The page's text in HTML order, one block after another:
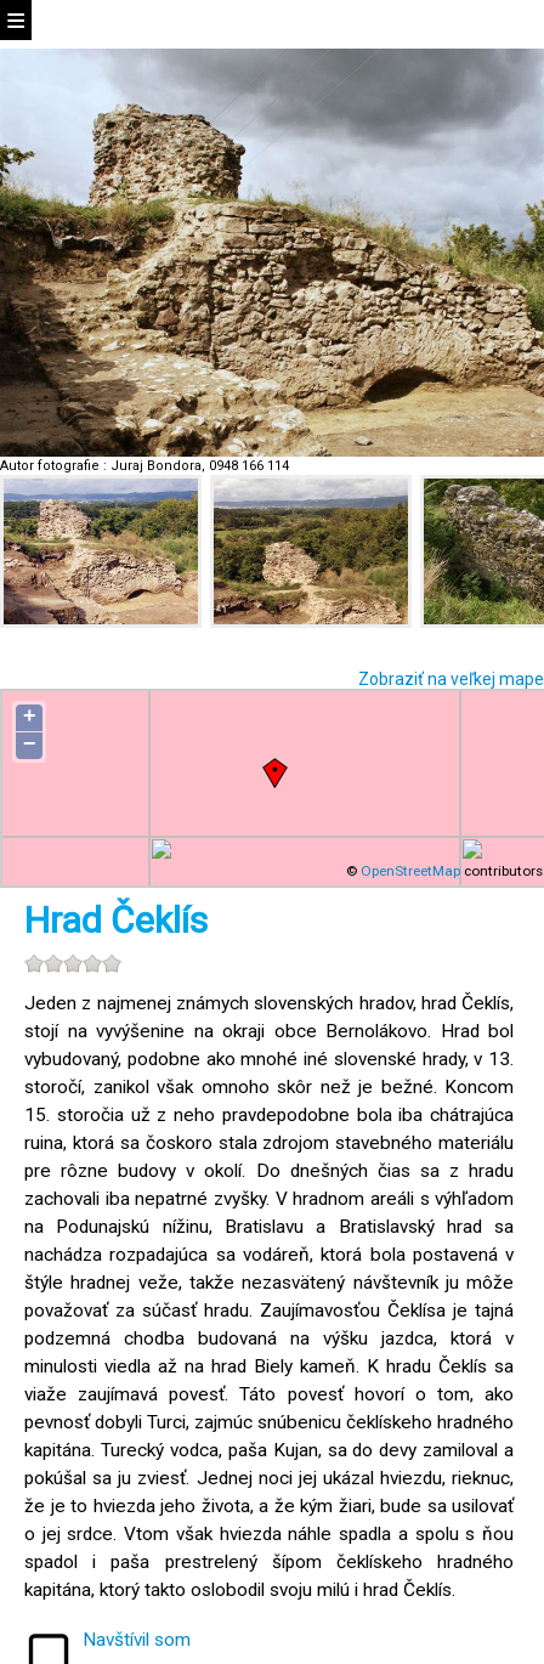
Autor fotografie : Juraj Bondora, 0948 166 114
Zobraziť na veľkej mape
+
−
© OpenStreetMap contributors
Hrad Čeklís
Jeden z najmenej známych slovenských hradov, hrad Čeklís,
stojí na vyvýšenine na okraji obce Bernolákovo. Hrad bol
vybudovaný, podobne ako mnohé iné slovenské hrady, v 13.
storočí, zanikol však omnoho skôr než je bežné. Koncom
15. storočia už z neho pravdepodobne bola iba chátrajúca
ruina, ktorá sa čoskoro stala zdrojom stavebného materiálu
pre rôzne budovy v okolí. Do dnešných čias sa z hradu
zachovali iba nepatrné zvyšky. V hradnom areáli s výhľadom
na Podunajskú nížinu, Bratislavu a Bratislavský hrad sa
nachádza rozpadajúca sa vodáreň, ktorá bola postavená v
štýle hradnej veže, takže nezasvätený návštevník ju môže
považovať za súčasť hradu. Zaujímavosťou Čeklísa je tajná
podzemná chodba budovaná na výšku jazdca, ktorá v
minulosti viedla až na hrad Biely kameň. K hradu Čeklís sa
viaže zaujímavá povesť. Táto povesť hovorí o tom, ako
pevnosť dobyli Turci, zajmúc snúbenicu čeklískeho hradného
kapitána. Turecký vodca, paša Kujan, sa do devy zamiloval a
pokúšal sa ju zviesť. Jednej noci jej ukázal hviezdu, rieknuc,
že je to hviezda jeho života, a že kým žiari, bude sa usilovať
o jej srdce. Vtom však hviezda náhle spadla a spolu s ňou
spadol i paša prestrelený šípom čeklískeho hradného
kapitána, ktorý takto oslobodil svoju milú i hrad Čeklís.
Navštívil som